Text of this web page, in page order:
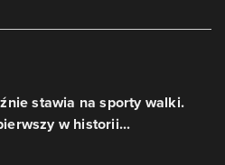
stawia na sporty walki.
w historii...